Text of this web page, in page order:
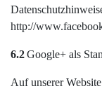
http://
6.2Google+ als
Auf unserer